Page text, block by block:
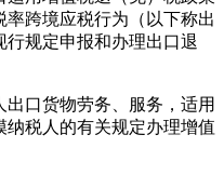
跨境应税行为（以下称出
规定申报和办理出口退
口货物劳务、服务，适用
税人的有关规定办理增值